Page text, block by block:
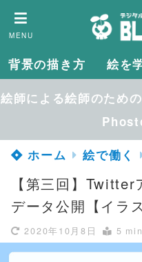
MENU
背景の描き方 絵を
絵師による絵師のため
ホーム
絵で働く
【第三回】
データ公開【イラ
2020年10月8日 5 min